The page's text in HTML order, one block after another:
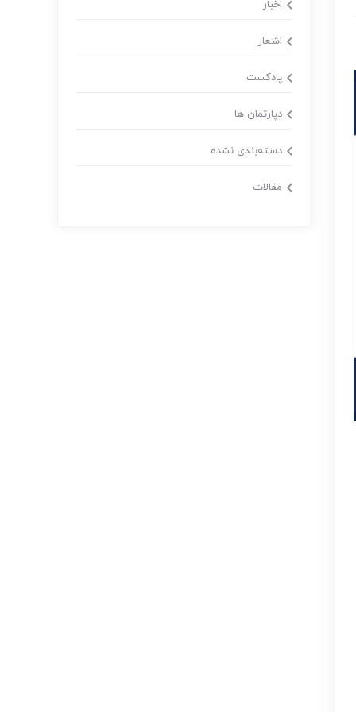
اخبار
اشعار
پادکست
دپارتمان ها
دسته‌بندی نشده
مقالات